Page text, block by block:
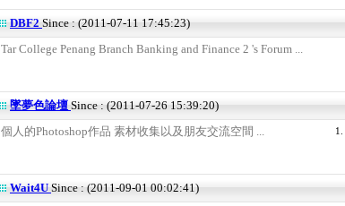
DBF2 Since : (2011-07-11 17:45:23)
Tar College Penang Branch Banking and Finance 2 's Forum ...
墜夢色論壇 Since : (2011-07-26 15:39:20)
個人的Photoshop作品 素材收集以及朋友交流空間 ... 1.
Wait4U Since : (2011-09-01 00:02:41)